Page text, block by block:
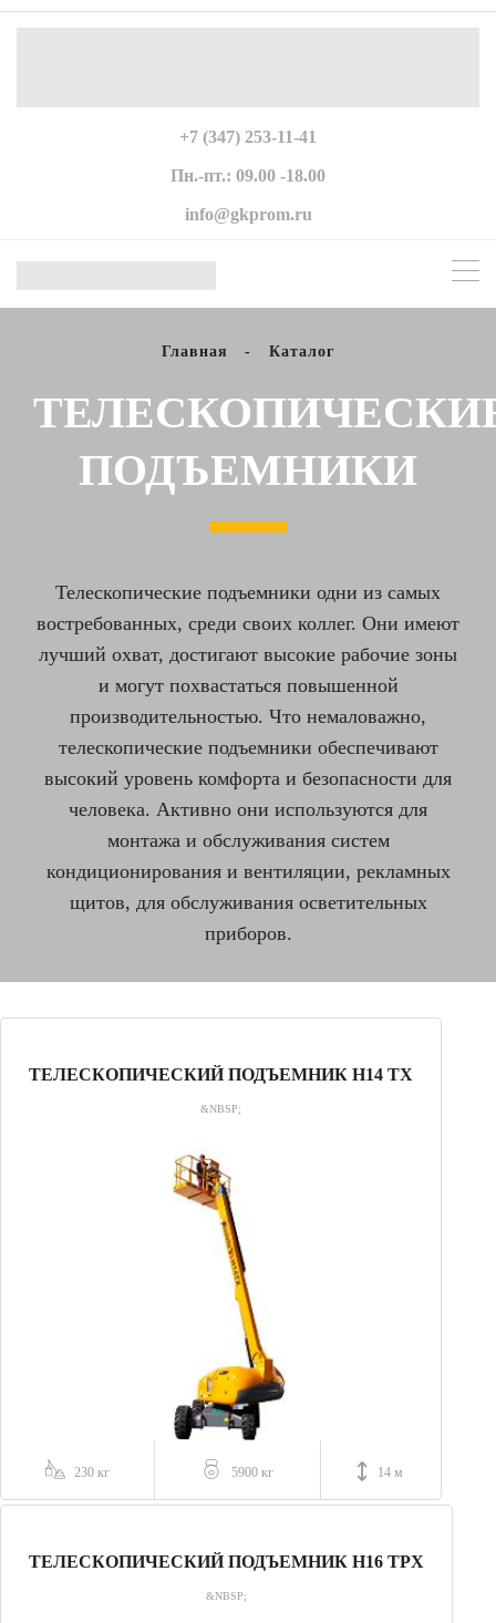
+7 (347) 253-11-41
Пн.-пт.: 09.00 -18.00
info@gkprom.ru
Главная - Каталог
ПОДЪЕМНИКИ
Телескопические подъемники одни из самых
востребованных, среди своих коллег. Они имеют
лучший охват, достигают высокие рабочие зоны
и могут похвастаться повышенной
производительностью. Что немаловажно,
телескопические подъемники обеспечивают
высокий уровень комфорта и безопасности для
человека. Активно они используются для
монтажа и обслуживания систем
кондиционирования и вентиляции, рекламных
щитов, для обслуживания осветительных
приборов.
ТЕЛЕСКОПИЧЕСКИЙ ПОДЪЕМНИК H14 TX
&NBSP;
230 кг 5900 кг 14 м
ТЕЛЕСКОПИЧЕСКИЙ ПОДЪЕМНИК H16 TPX
&NBSP;